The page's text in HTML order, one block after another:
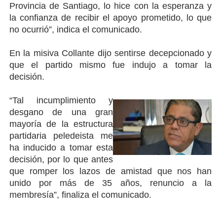
Provincia de Santiago, lo hice con la esperanza y
la confianza de recibir el apoyo prometido, lo que
no ocurrió”, indica el comunicado.
En la misiva Collante dijo sentirse decepcionado y
que el partido mismo fue indujo a tomar la
decisión.
“Tal incumplimiento y
desgano de una gran
mayoría de la estructura
partidaria peledeista me
ha inducido a tomar esta
decisión, por lo que antes
que romper los lazos de amistad que nos han
unido por más de 35 años, renuncio a la
membresía”, finaliza el comunicado.